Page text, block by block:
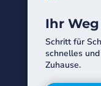
Ihr Weg
Schritt für
schnelles
Zuhause.